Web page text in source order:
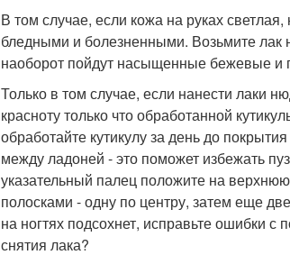
В том случае, если кожа на руках
бледными и болезненными. Возьмите лак
наоборот пойдут насыщенные бежевые и
Только в том случае, если нанести лаки
красноту только что обработанной
обработайте кутикулу за день до
между ладоней - это поможет избежать
указательный палец положите на
полосками - одну по центру, затем еще
на ногтях подсохнет, исправьте ошибки
снятия лака?